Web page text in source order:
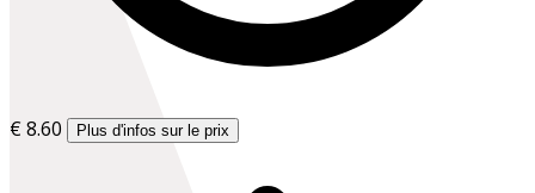
€ 8.60 Plus d'infos sur le prix